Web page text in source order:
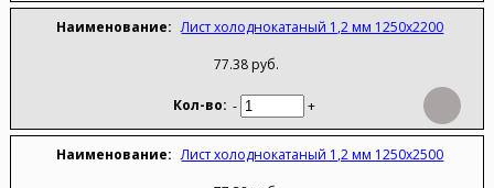
Лист холоднокатаный 1,2 мм 1250х2200
77.38 руб.
- +
Лист холоднокатаный 1,2 мм 1250х2500